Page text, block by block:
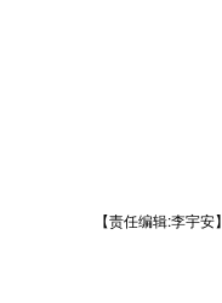
【责任编辑:李宇安】